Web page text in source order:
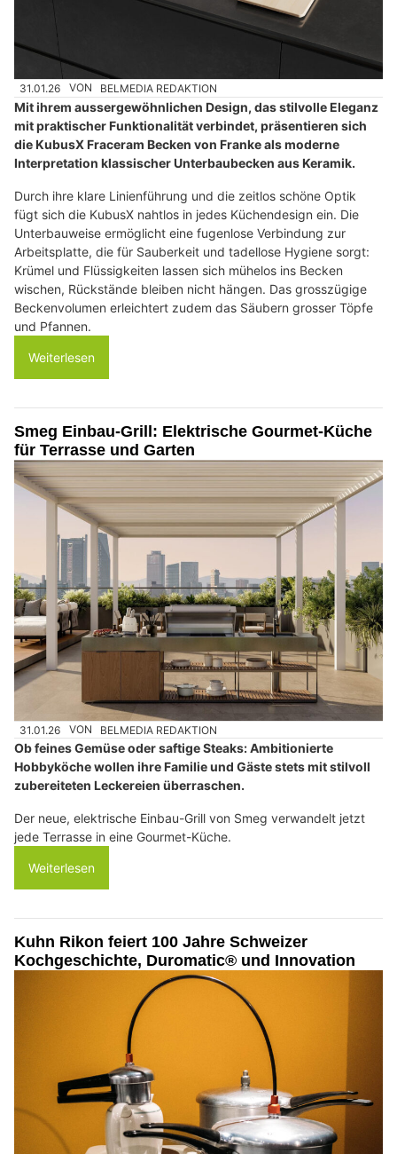
31.01.26 VON BELMEDIA REDAKTION
Mit ihrem aussergewöhnlichen Design, das stilvolle Eleganz
mit praktischer Funktionalität verbindet, präsentieren sich
die KubusX Fraceram Becken von Franke als moderne
Interpretation klassischer Unterbaubecken aus Keramik.
Durch ihre klare Linienführung und die zeitlos schöne Optik
fügt sich die KubusX nahtlos in jedes Küchendesign ein. Die
Unterbauweise ermöglicht eine fugenlose Verbindung zur
Arbeitsplatte, die für Sauberkeit und tadellose Hygiene sorgt:
Krümel und Flüssigkeiten lassen sich mühelos ins Becken
wischen, Rückstände bleiben nicht hängen. Das grosszügige
Beckenvolumen erleichtert zudem das Säubern grosser Töpfe
und Pfannen.
Weiterlesen
Smeg Einbau-Grill: Elektrische Gourmet-Küche
für Terrasse und Garten
31.01.26 VON BELMEDIA REDAKTION
Ob feines Gemüse oder saftige Steaks: Ambitionierte
Hobbyköche wollen ihre Familie und Gäste stets mit stilvoll
zubereiteten Leckereien überraschen.
Der neue, elektrische Einbau-Grill von Smeg verwandelt jetzt
jede Terrasse in eine Gourmet-Küche.
Weiterlesen
Kuhn Rikon feiert 100 Jahre Schweizer
Kochgeschichte, Duromatic® und Innovation